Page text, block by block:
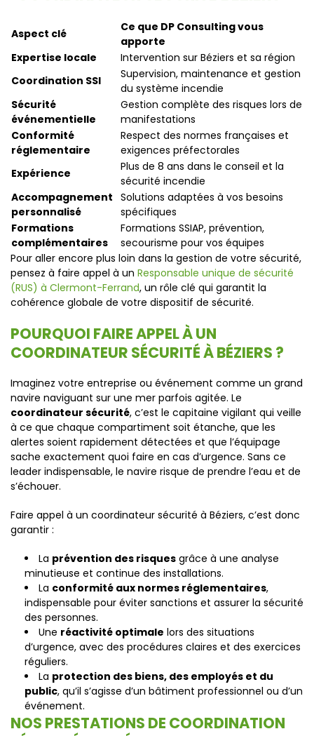
Aspect clé
Ce que DP Consulting vous
apporte
Expertise locale
Intervention sur Béziers et sa région
Coordination SSI
Supervision, maintenance et gestion
du système incendie
Sécurité
événementielle
Gestion complète des risques lors de
manifestations
Conformité
réglementaire
Respect des normes françaises et
exigences préfectorales
Expérience
Plus de 8 ans dans le conseil et la
sécurité incendie
Accompagnement
personnalisé
Solutions adaptées à vos besoins
spécifiques
Formations
complémentaires
Formations SSIAP, prévention,
secourisme pour vos équipes
Pour aller encore plus loin dans la gestion de votre sécurité,
pensez à faire appel à un Responsable unique de sécurité
(RUS) à Clermont-Ferrand, un rôle clé qui garantit la
cohérence globale de votre dispositif de sécurité.
POURQUOI FAIRE APPEL À UN
COORDINATEUR SÉCURITÉ À BÉZIERS ?
Imaginez votre entreprise ou événement comme un grand
navire naviguant sur une mer parfois agitée. Le
coordinateur sécurité, c’est le capitaine vigilant qui veille
à ce que chaque compartiment soit étanche, que les
alertes soient rapidement détectées et que l’équipage
sache exactement quoi faire en cas d’urgence. Sans ce
leader indispensable, le navire risque de prendre l’eau et de
s’échouer.
Faire appel à un coordinateur sécurité à Béziers, c’est donc
garantir :
La prévention des risques grâce à une analyse
minutieuse et continue des installations.
La conformité aux normes réglementaires,
indispensable pour éviter sanctions et assurer la sécurité
des personnes.
Une réactivité optimale lors des situations
d’urgence, avec des procédures claires et des exercices
réguliers.
La protection des biens, des employés et du
public, qu’il s’agisse d’un bâtiment professionnel ou d’un
événement.
NOS PRESTATIONS DE COORDINATION